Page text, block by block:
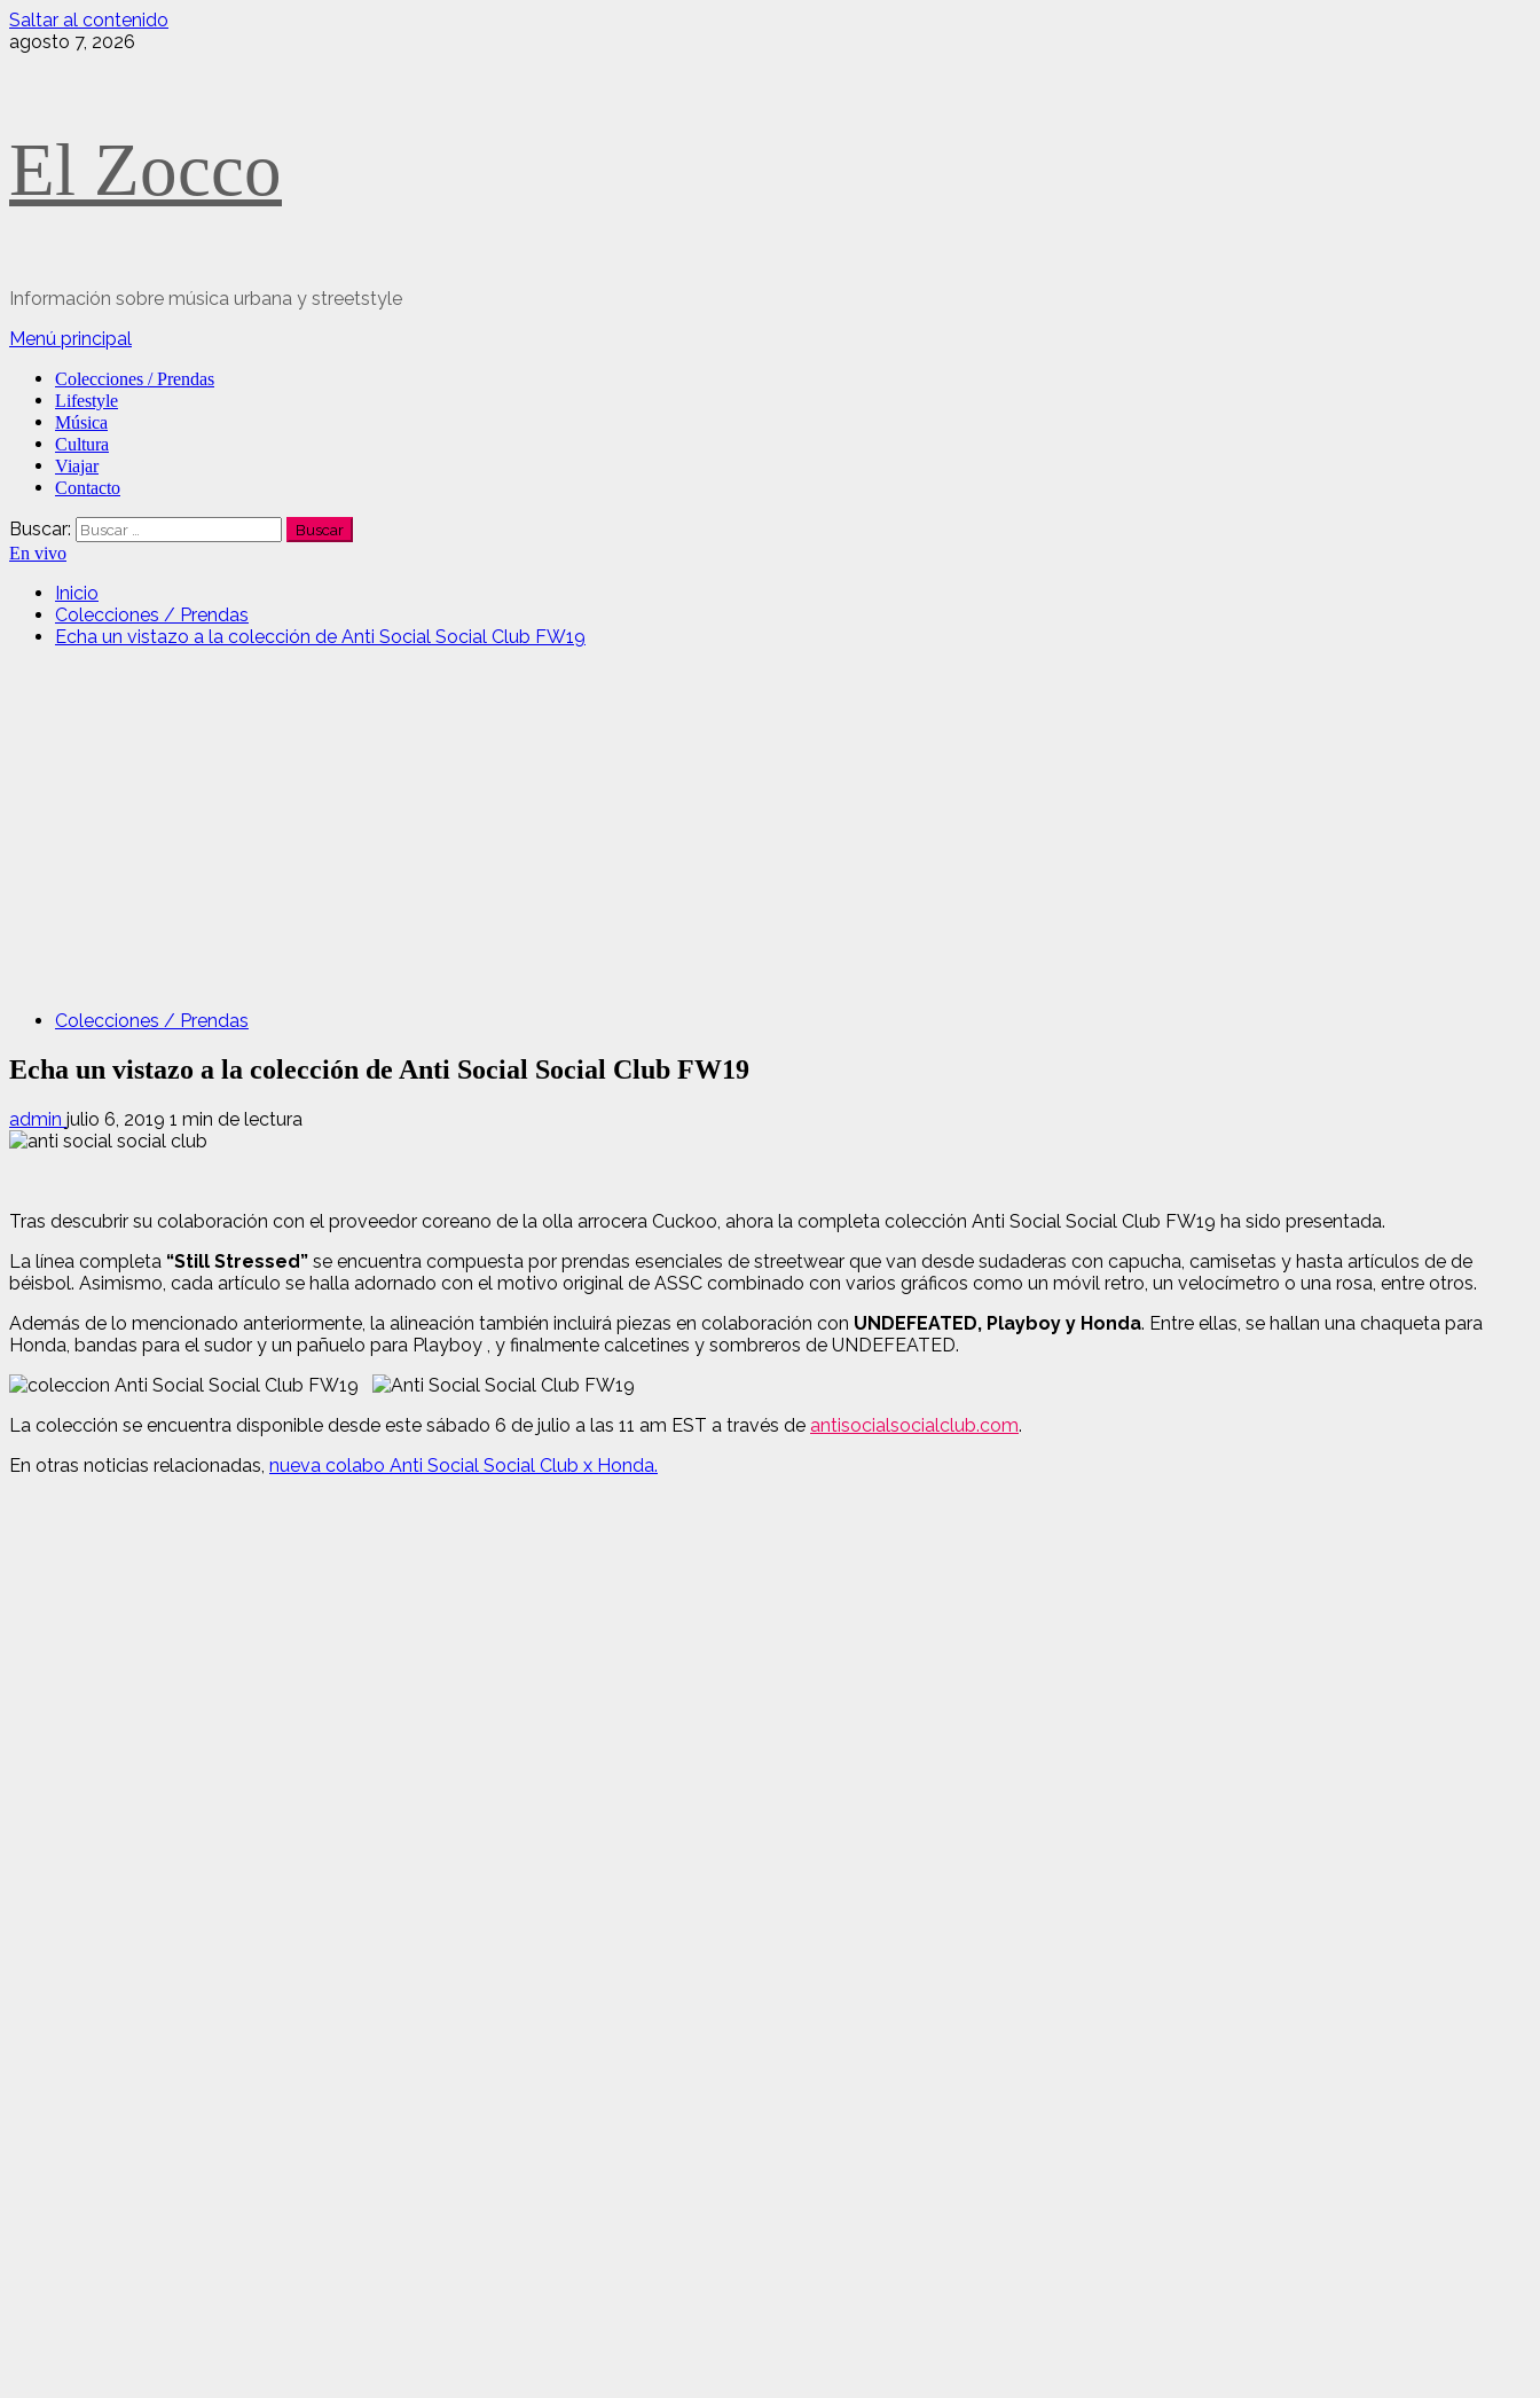
Saltar al contenido
agosto 7, 2026
El Zocco
Información sobre música urbana y streetstyle
Menú principal
Colecciones / Prendas
Lifestyle
Música
Cultura
Viajar
Contacto
Buscar:
En vivo
Inicio
Colecciones / Prendas
Echa un vistazo a la colección de Anti Social Social Club FW19
Colecciones / Prendas
Echa un vistazo a la colección de Anti Social Social Club FW19
admin julio 6, 2019 1 min de lectura
Tras descubrir su colaboración con el proveedor coreano de la olla arrocera Cuckoo, ahora la completa colección Anti Social Social Club FW19 ha sido presentada.
La línea completa “Still Stressed” se encuentra compuesta por prendas esenciales de streetwear que van desde sudaderas con capucha, camisetas y hasta artículos de de
béisbol. Asimismo, cada artículo se halla adornado con el motivo original de ASSC combinado con varios gráficos como un móvil retro, un velocímetro o una rosa, entre otros.
Además de lo mencionado anteriormente, la alineación también incluirá piezas en colaboración con UNDEFEATED, Playboy y Honda. Entre ellas, se hallan una chaqueta para
Honda, bandas para el sudor y un pañuelo para Playboy , y finalmente calcetines y sombreros de UNDEFEATED.
La colección se encuentra disponible desde este sábado 6 de julio a las 11 am EST a través de antisocialsocialclub.com.
En otras noticias relacionadas, nueva colabo Anti Social Social Club x Honda.